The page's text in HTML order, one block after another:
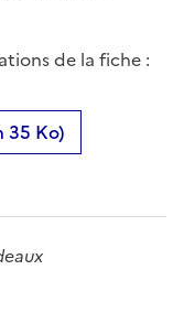
de la fiche :
35 Ko)